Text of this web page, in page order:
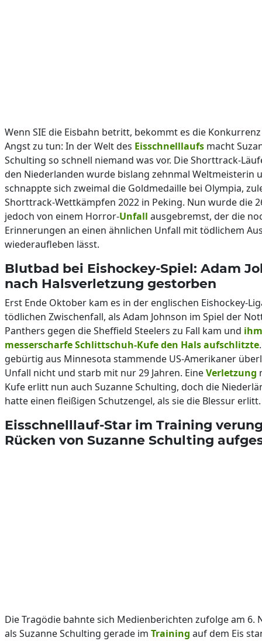
Wenn SIE die Eisbahn betritt, bekommt es die
Angst zu tun: In der Welt des Eisschnelllaufs macht
Schulting so schnell niemand was vor. Die Shorttrack-
den Niederlanden wurde bislang zehnmal Weltmeisterin
schnappte sich zweimal die Goldmedaille bei Olympia,
Shorttrack-Wettkämpfen 2022 in Peking. Nun wurde die
jedoch von einem Horror-Unfall ausgebremst, der die
Erinnerungen an einen ähnlichen Unfall mit tödlichem
wiederaufleben lässt.
Blutbad bei Eishockey-Spiel: Adam
nach Halsverletzung gestorben
Erst Ende Oktober kam es in der englischen Eishockey-
tödlichen Zwischenfall, als Adam Johnson im Spiel der
Panthers gegen die Sheffield Steelers zu Fall kam und
messerscharfe Schlittschuh-Kufe den Hals aufschlitzte
gebürtig aus Minnesota stammende US-Amerikaner
Unfall nicht und starb mit nur 29 Jahren. EineVerletzung
Kufe erlitt nun auch Suzanne Schulting, doch die
hatte einen fleißigen Schutzengel, als sie die Blessur erlitt.
Eisschnelllauf-Star im Training
Rücken von Suzanne Schulting
Die Tragödie bahnte sich Medienberichten zufolge am 6.
als Suzanne Schulting gerade im Training auf dem Eis